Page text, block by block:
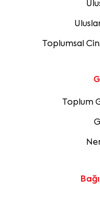
Toplumsal
Toplum